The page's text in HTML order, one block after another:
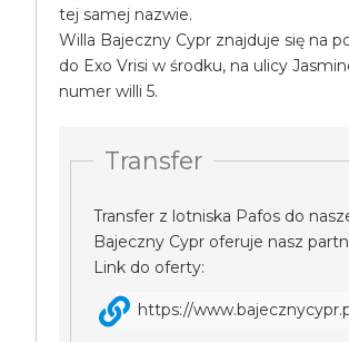
tej samej nazwie.
Willa Bajeczny Cypr znajduje się na
do Exo Vrisi w środku, na ulicy
numer willi 5.
Transfer
Transfer z lotniska Pafos do
Bajeczny Cypr oferuje nasz
Link do oferty:
https://